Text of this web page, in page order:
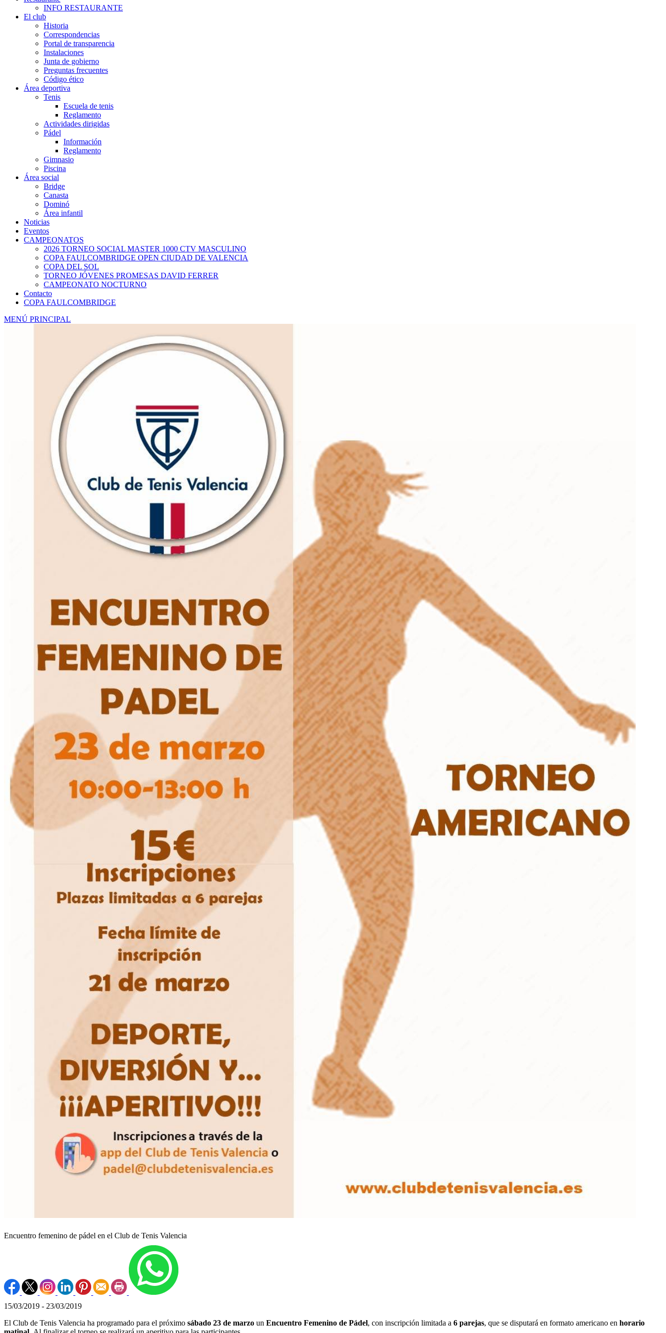
INFO RESTAURANTE
El club
Historia
Correspondencias
Portal de transparencia
Instalaciones
Junta de gobierno
Preguntas frecuentes
Código ético
Área deportiva
Tenis
Escuela de tenis
Reglamento
Actividades dirigidas
Pádel
Información
Reglamento
Gimnasio
Piscina
Área social
Bridge
Canasta
Dominó
Área infantil
Noticias
Eventos
CAMPEONATOS
2026 TORNEO SOCIAL MASTER 1000 CTV MASCULINO
COPA FAULCOMBRIDGE OPEN CIUDAD DE VALENCIA
COPA DEL SOL
TORNEO JÓVENES PROMESAS DAVID FERRER
CAMPEONATO NOCTURNO
Contacto
COPA FAULCOMBRIDGE
MENÚ PRINCIPAL
Encuentro femenino de pádel en el Club de Tenis Valencia
15/03/2019 - 23/03/2019
El Club de Tenis Valencia ha programado para el próximo sábado 23 de marzo un Encuentro Femenino de Pádel, con inscripción limitada a 6 parejas, que se disputará en formato americano en horario